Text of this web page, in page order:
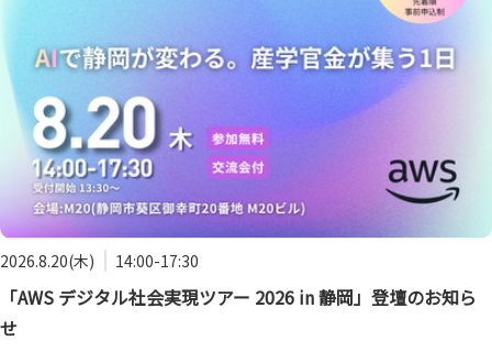
2026.8.20(木) 14:00-17:30
「AWS デジタル社会実現ツアー 2026 in 静岡」登壇のお知ら
せ